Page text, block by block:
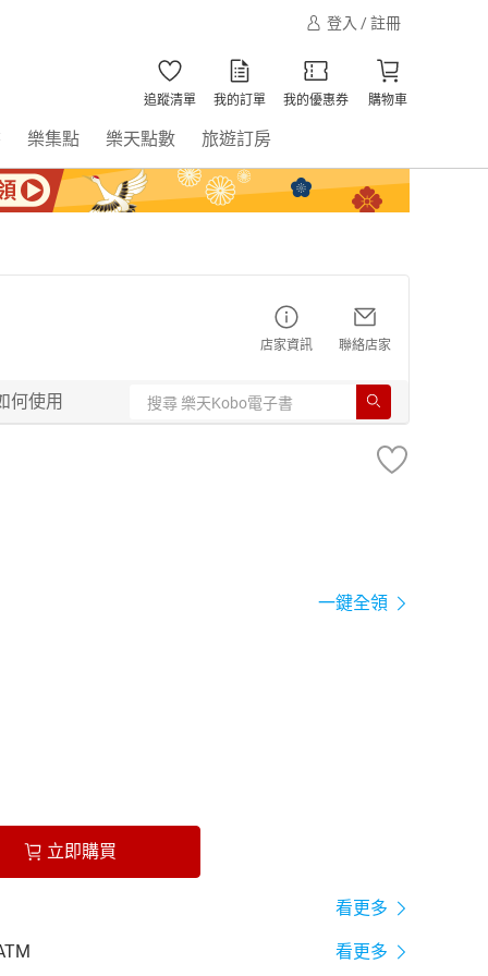
登入 / 註冊
追蹤清單 我的訂單 我的優惠券 購物車
樂集點 樂天點數 旅遊訂房
店家資訊 聯絡店家
何使用
一鍵全領
立即購買
看更多
看更多